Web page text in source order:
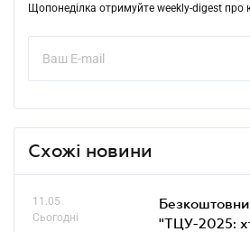
Щопонеділка отримуйте weekly-digest про
Схожі новини
11.05
Сьогодні
"ТЦУ-2025: